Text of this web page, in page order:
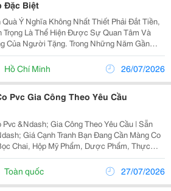
Đặc Biệt
Quà Ý Nghĩa Không Nhất Thiết Phải Đắt Tiền,
Trọng Là Thể Hiện Được Sự Quan Tâm Và
Của Người Tặng. Trong Những Năm Gần
Ngọt Cao Cấp Đã Trở Thành Xu Hướng Quà
Nhiều Người Yêu Thích Nhờ Sự Kết Hợp
Hồ Chí Minh 26/07/2026
Pvc Gia Công Theo Yêu Cầu
Pvc &Ndash; Gia Công Theo Yêu Cầu | Sẵn
Cạnh Tranh Bạn Đang Cần Màng Co
Chai, Hộp Mỹ Phẩm, Dược Phẩm, Thực
Tặng...? Cường Thịnh Nhận Gia Công Theo
Yêu Cầu, Đáp Ứng Đa Dạng Nhu Cầu
Toàn quốc 27/07/2026